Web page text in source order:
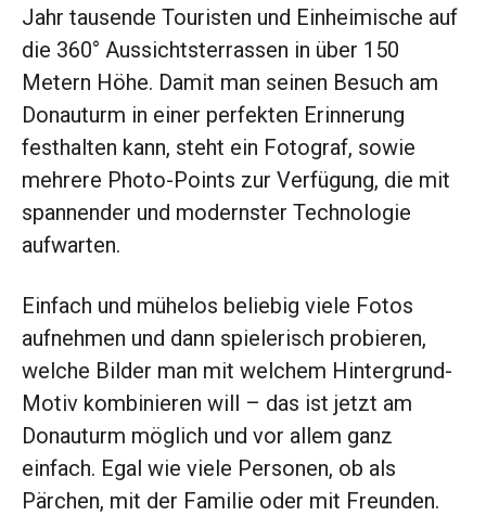
Jahr tausende Touristen und Einheimische auf
die 360° Aussichtsterrassen in über 150
Metern Höhe. Damit man seinen Besuch am
Donauturm in einer perfekten Erinnerung
festhalten kann, steht ein Fotograf, sowie
mehrere Photo-Points zur Verfügung, die mit
spannender und modernster Technologie
aufwarten.
Einfach und mühelos beliebig viele Fotos
aufnehmen und dann spielerisch probieren,
welche Bilder man mit welchem Hintergrund-
Motiv kombinieren will – das ist jetzt am
Donauturm möglich und vor allem ganz
einfach. Egal wie viele Personen, ob als
Pärchen, mit der Familie oder mit Freunden.